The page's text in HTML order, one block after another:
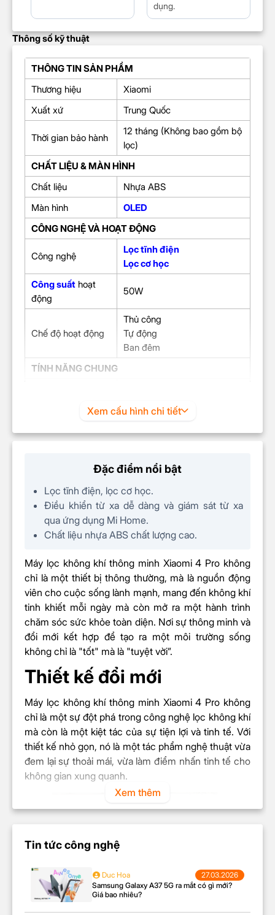
dụng.
Thông số kỹ thuật
THÔNG TIN SẢN PHẨM
Thương hiệu
Xiaomi
Xuất xứ
Trung Quốc
Thời gian bảo hành
12 tháng (Không bao gồm bộ
lọc)
CHẤT LIỆU & MÀN HÌNH
Chất liệu
Nhựa ABS
Màn hình
OLED
CÔNG NGHỆ VÀ HOẠT ĐỘNG
Công nghệ
Lọc tĩnh điện
Lọc cơ học
Công suất hoạt
động
50W
Chế độ hoạt động
Thủ công
Tự động
Ban đêm
TÍNH NĂNG CHUNG
Diện tích lọc hiệu
35-60㎡
Hiệu quả lọc sạch
Cao
FCADR 150m³/h
Bộ lọc bụi cho máy
Bộ lọc hiệu suất cao
Màng lọc HEPA
Màng lọc thô
Bảng điều khiển
Điều khiển từ xa ứng dụng
Mi home
Cảm biến
Cảm biến laser có độ chính
xác cao
KÍCH THƯỚC VÀ TRỌNG LƯỢNG
Kích thước
680 x 275 x 275 mm
Trọng lượng
6,8 kg
SẢN PHẨM TRONG HỘP
Máy Lọc Không Khí Xiaomi Smart Air Purifier 4 EU
(BHR5096GL)
Bộ lọc
Bộ chuyển đổi nguồn
Sách hướng dẫn sử dụng
Xem cấu hình chi tiết
Đặc điểm nổi bật
Lọc tĩnh điện, lọc cơ học.
Điều khiển từ xa dễ dàng và giám sát từ xa
qua ứng dụng Mi Home.
Chất liệu nhựa ABS chất lượng cao.
Máy lọc không khí thông minh Xiaomi 4 Pro không
chỉ là một thiết bị thông thường, mà là nguồn động
viên cho cuộc sống lành mạnh, mang đến không khí
tinh khiết mỗi ngày mà còn mở ra một hành trình
chăm sóc sức khỏe toàn diện. Nơi sự thông minh và
đổi mới kết hợp để tạo ra một môi trường sống
không chỉ là "tốt" mà là "tuyệt vời”.
Thiết kế đổi mới
Máy lọc không khí thông minh Xiaomi 4 Pro không
chỉ là một sự đột phá trong công nghệ lọc không khí
mà còn là một kiệt tác của sự tiện lợi và tinh tế. Với
thiết kế nhỏ gọn, nó là một tác phẩm nghệ thuật vừa
đem lại sự thoải mái, vừa làm điểm nhấn tinh tế cho
không gian xung quanh.
Xem thêm
Tin tức công nghệ
Duc Hoa
27.03.2026
Samsung Galaxy A37 5G ra mắt có gì mới?
Giá bao nhiêu?